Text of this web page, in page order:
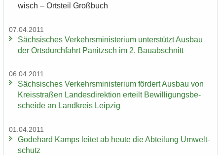
wisch – Orts­teil Groß­buch
07.04.2011
Säch­si­sches Ver­kehrs­mi­nis­te­ri­um un­ter­stützt Aus­bau
der Orts­durch­fahrt Pa­nitzsch im 2. Bau­ab­schnitt
06.04.2011
Säch­si­sches Ver­kehrs­mi­nis­te­ri­um för­dert Aus­bau von
Kreis­stra­ßen Lan­des­di­rek­ti­on er­teilt Be­wil­li­gungs­be­
schei­de an Land­kreis Leip­zig
01.04.2011
Go­de­hard Kamps lei­tet ab heute die Ab­tei­lung Um­welt­
schutz